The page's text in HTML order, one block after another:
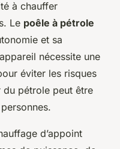
à chauffer
Le poêle à pétrole
et sa
nécessite une
éviter les risques
du pétrole peut être
d’appoint